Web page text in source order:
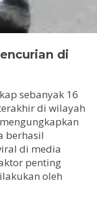
di
sebanyak 16
di wilayah
berhasil
di media
penting
oleh